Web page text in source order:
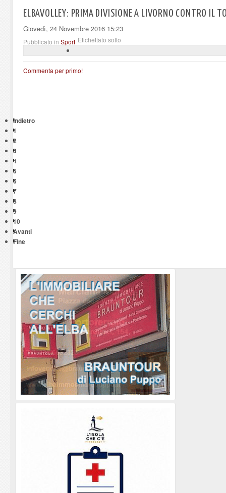
ELBAVOLLEY: PRIMA DIVISIONE A LIVORNO CONTRO IL
Giovedì, 24 Novembre 2016 15:23
Pubblicato in Sport Etichettato sotto
Commenta per primo!
Indietro
1
2
3
4
5
6
7
8
9
10
Avanti
Fine